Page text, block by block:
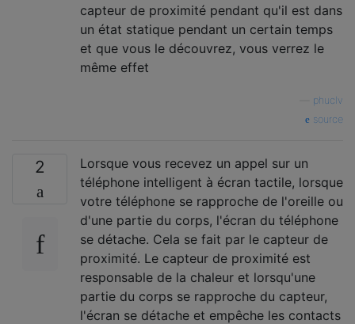
capteur de proximité pendant qu'il est dans
un état statique pendant un certain temps
et que vous le découvrez, vous verrez le
même effet
phuclv
source
2
Lorsque vous recevez un appel sur un
téléphone intelligent à écran tactile, lorsque
votre téléphone se rapproche de l'oreille ou
d'une partie du corps, l'écran du téléphone
se détache. Cela se fait par le capteur de
proximité. Le capteur de proximité est
responsable de la chaleur et lorsqu'une
partie du corps se rapproche du capteur,
l'écran se détache et empêche les contacts